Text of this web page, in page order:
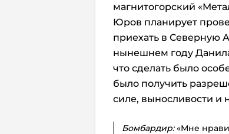
магнитогорский
Юров планирует
приехать в Северную
нынешнем году
что сделать было
было получить
силе, выносливости и
Бомбардир:«Мне